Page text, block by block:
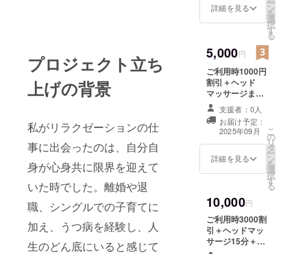
プロジェクト立ち
上げの背景
私がリラクゼーションの仕
事に出会ったのは、自分自
身が心身共に限界を迎えて
いた時でした。離婚や退
職、シングルでの子育てに
加え、うつ病を経験し、人
生のどん底にいると感じて
スを備考欄にご
詳細を見る ン
を
選
択
す
る
5,000円
ご利用時1000円
割引＋ヘッド
マッサージまた
はフットマッ
サージ30分 有効
期間：2025年9
月15日〜2026年
9月14日まで有
効 お名前とメー
支援者：0人
お届け予定：
2025年09月
詳細を見る
こ
の
リ
タ
ー
ン
を
選
択
す
る
10,000円
ご利用時3000割
引＋ヘッドマッ
サージ15分＋